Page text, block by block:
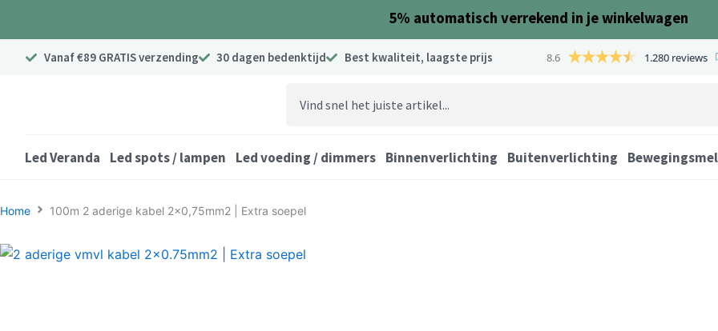
5% automatisch verrekend in je winkelwagen
Vanaf €89 GRATIS verzending 30 dagen bedenktijd Best kwaliteit, laagste prijs 8.6 1.280 reviews
Led Veranda Led spots / lampen Led voeding / dimmers Binnenverlichting Buitenverlichting
Home 100m 2 aderige kabel 2×0,75mm2 | Extra soepel